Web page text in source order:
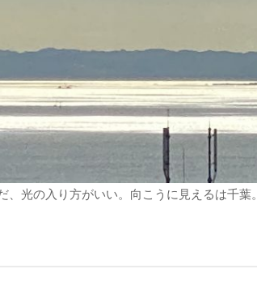
光の入り方がいい。向こうに見えるは千葉。